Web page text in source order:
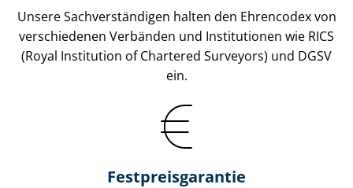
Unsere Sach­ver­stän­di­gen halten den Ehrencodex von
verschiedenen Verbänden und Institutionen wie RICS
(Royal Institution of Chartered Surveyors) und DGSV
ein.
Festpreis​garantie